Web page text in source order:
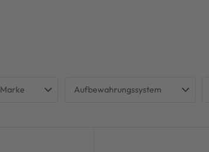
Marke Aufbewahrungssystem